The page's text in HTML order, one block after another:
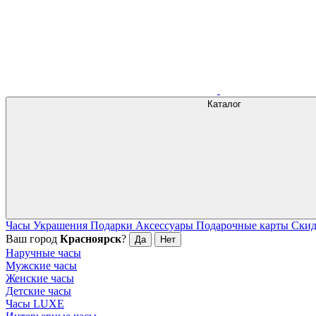
Каталог
Часы Украшения Подарки Аксессуары Подарочные карты
Ваш город Красноярск? Да Нет
Наручные часы
Мужские часы
Женские часы
Детские часы
Часы LUXE